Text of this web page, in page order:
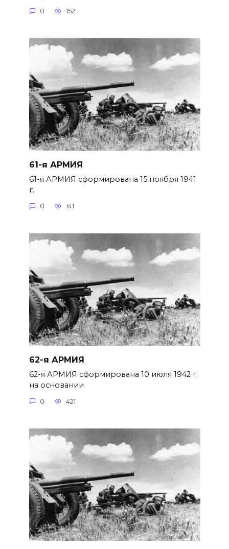
0 152
61-я АРМИЯ
61-я АРМИЯ сформирована 15 нояб­ря 1941
г.
0 141
62-я АРМИЯ
62-я АРМИЯ сформирована 10 июля 1942 г.
на основании
0 421